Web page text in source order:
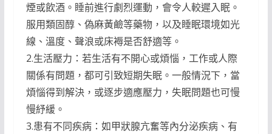
煙或飲酒。睡前進行劇烈運動，會令人較遲入眠。
服用類固醇、偽麻黃鹼等藥物，以及睡眠環境如光
線、溫度、聲浪或床褥是否舒適等。
2.生活壓力：若生活有不開心或煩惱，工作或人際
關係有問題，都可引致短期失眠。一般情況下，當
煩惱得到解決，或逐步適應壓力，失眠問題也可慢
慢紓緩。
3.患有不同疾病：如甲狀腺亢奮等內分泌疾病、有